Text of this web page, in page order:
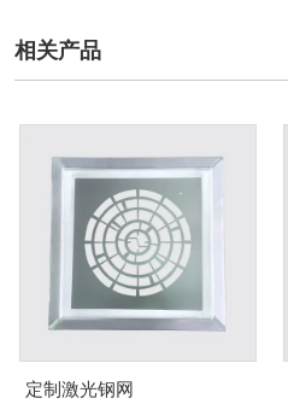
相关产品
定制激光钢网